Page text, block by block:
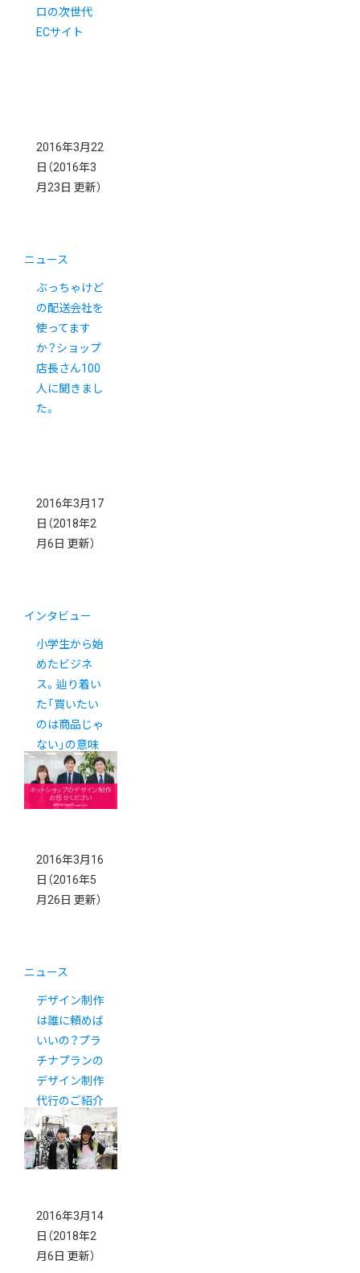
ロの次世代
ECサイト
2016年3月22
日 （2016年3
月23日 更新）
ニュース
ぶっちゃけど
の配送会社を
使ってます
か？ショップ
店長さん100
人に聞きまし
た。
2016年3月17
日 （2018年2
月6日 更新）
インタビュー
小学生から始
めたビジネ
ス。辿り着い
た「買いたい
のは商品じゃ
ない」の意味
とは？
2016年3月16
日 （2016年5
月26日 更新）
ニュース
デザイン制作
は誰に頼めば
いいの？プラ
チナプランの
デザイン制作
代行のご紹介
2016年3月14
日 （2018年2
月6日 更新）